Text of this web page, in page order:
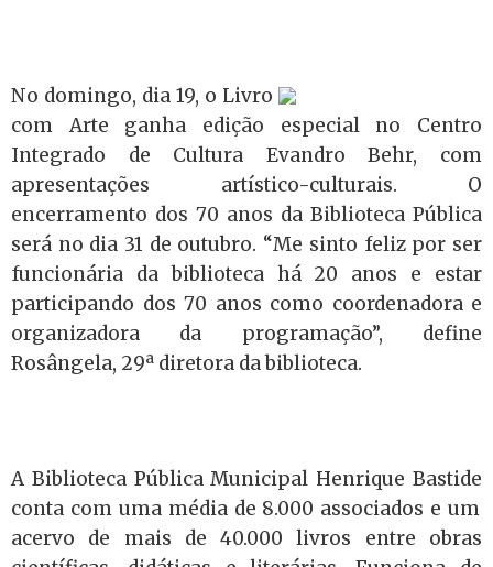
No domingo, dia 19, o Livro
com Arte ganha edição especial no Centro
Integrado de Cultura Evandro Behr, com
apresentações artístico-culturais. O
encerramento dos 70 anos da Biblioteca Pública
será no dia 31 de outubro. “Me sinto feliz por ser
funcionária da biblioteca há 20 anos e estar
participando dos 70 anos como coordenadora e
organizadora da programação”, define
Rosângela, 29ª diretora da biblioteca.
A Biblioteca Pública Municipal Henrique Bastide
conta com uma média de 8.000 associados e um
acervo de mais de 40.000 livros entre obras